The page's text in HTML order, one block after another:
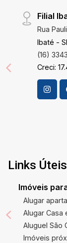
dinheiro
valorização e
Privilegiada Situado no coração do
Judas
garante
acesso,
diária. A
uma das
área que
lugar
projetos
com
completa. Não Perca Esta Oportunidade
Filial
Rua
Ibaté -
(16)
Creci:
Links Úteis
Imóveis
Alugar
Alugar Casa
Aluguel São
Imóveis